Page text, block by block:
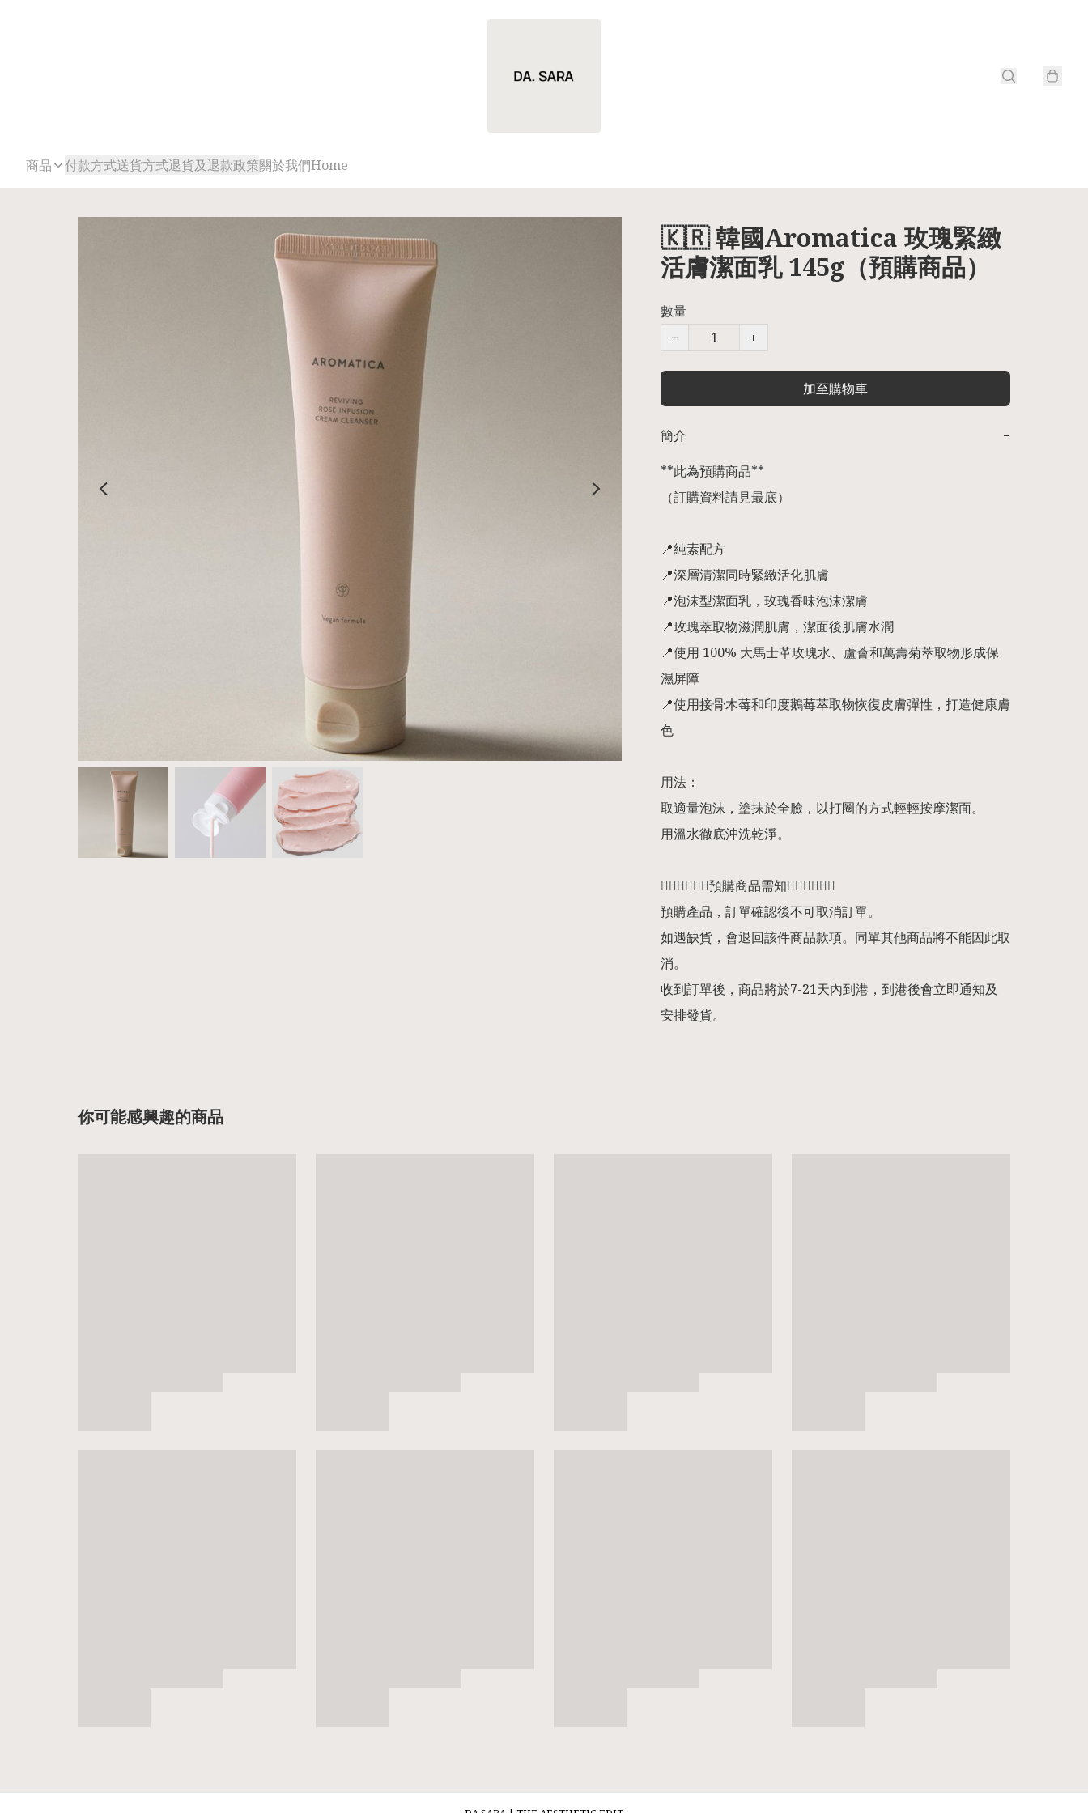
商品 付款方式送貨方式退貨及退款政策關於我們Home
🇰🇷 韓國Aromatica 玫瑰緊緻
活膚潔面乳 145g（預購商品）
數量
−
+
加至購物車
簡介
−
**此為預購商品**
（訂購資料請見最底）
📍純素配方
📍深層清潔同時緊緻活化肌膚
📍泡沫型潔面乳，玫瑰香味泡沫潔膚
📍玫瑰萃取物滋潤肌膚，潔面後肌膚水潤
📍使用 100% 大馬士革玫瑰水、蘆薈和萬壽菊萃取物形成保
濕屏障
📍使用接骨木莓和印度鵝莓萃取物恢復皮膚彈性，打造健康膚
色
用法：
取適量泡沫，塗抹於全臉，以打圈的方式輕輕按摩潔面。
用溫水徹底沖洗乾淨。
👇🏻👇🏻👇🏻預購商品需知👇🏻👇🏻👇🏻
預購產品，訂單確認後不可取消訂單。
如遇缺貨，會退回該件商品款項。同單其他商品將不能因此取
消。
收到訂單後，商品將於7-21天內到港，到港後會立即通知及
安排發貨。
你可能感興趣的商品